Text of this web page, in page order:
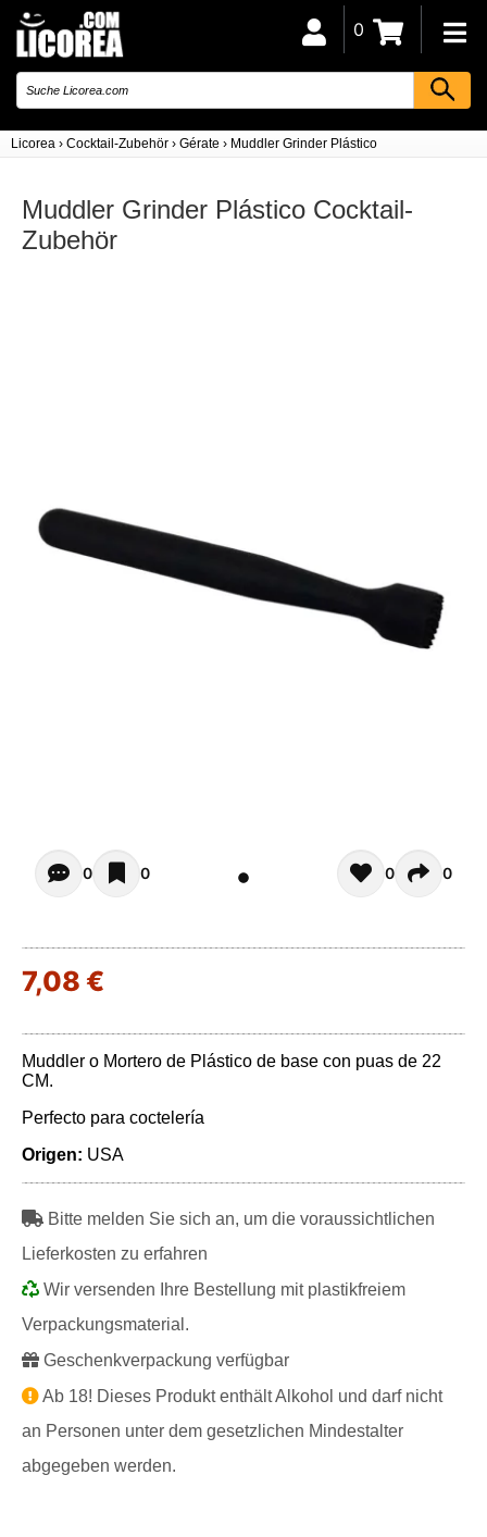
Licorea › Cocktail-Zubehör › Gérate › Muddler Grinder Plástico
0
Muddler Grinder Plástico Cocktail-
Zubehör
Opiniones - Zur Zeit gibt noch keinen Kommentar.
0 0 0 0
7,08 €
Muddler o Mortero de Plástico de base con puas de 22
CM.
Perfecto para coctelería
Origen: USA
Bitte melden Sie sich an, um die voraussichtlichen
Lieferkosten zu erfahren
Wir versenden Ihre Bestellung mit plastikfreiem
Verpackungsmaterial.
Geschenkverpackung verfügbar
Ab 18! Dieses Produkt enthält Alkohol und darf nicht
an Personen unter dem gesetzlichen Mindestalter
abgegeben werden.